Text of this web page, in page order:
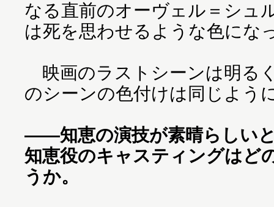
なる直前のオーヴェル＝シュ
は死を思わせるような色にな
映画のラストシーンは明る
のシーンの色付けは同じよう
――知恵の演技が素晴らしい
知恵役のキャスティングはど
うか。